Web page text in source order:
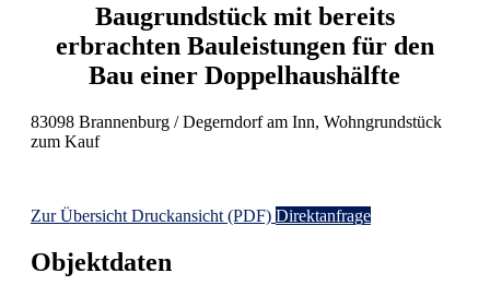
Baugrundstück mit bereits
erbrachten Bauleistungen für den
Bau einer Doppelhaushälfte
83098 Brannenburg / Degerndorf am Inn, Wohngrundstück
zum Kauf
Zur Übersicht Druckansicht (PDF) Direktanfrage
Objektdaten